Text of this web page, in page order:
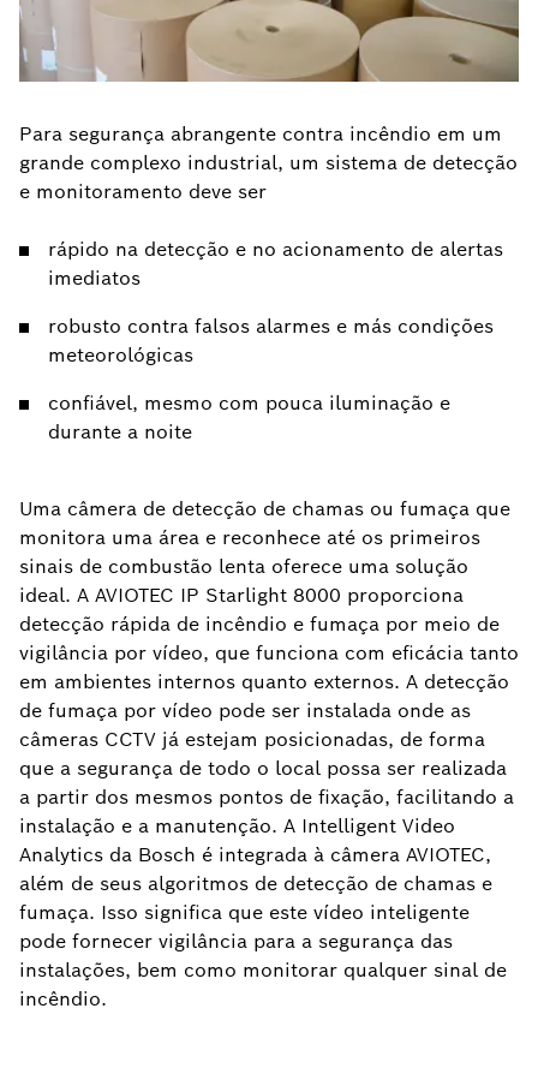
Para segurança abrangente contra incêndio em um
grande complexo industrial, um sistema de detecção
e monitoramento deve ser
rápido na detecção e no acionamento de alertas
imediatos
robusto contra falsos alarmes e más condições
meteorológicas
confiável, mesmo com pouca iluminação e
durante a noite
Uma câmera de detecção de chamas ou fumaça que
monitora uma área e reconhece até os primeiros
sinais de combustão lenta oferece uma solução
ideal. A AVIOTEC IP Starlight 8000 proporciona
detecção rápida de incêndio e fumaça por meio de
vigilância por vídeo, que funciona com eficácia tanto
em ambientes internos quanto externos. A detecção
de fumaça por vídeo pode ser instalada onde as
câmeras CCTV já estejam posicionadas, de forma
que a segurança de todo o local possa ser realizada
a partir dos mesmos pontos de fixação, facilitando a
instalação e a manutenção. A Intelligent Video
Analytics da Bosch é integrada à câmera AVIOTEC,
além de seus algoritmos de detecção de chamas e
fumaça. Isso significa que este vídeo inteligente
pode fornecer vigilância para a segurança das
instalações, bem como monitorar qualquer sinal de
incêndio.